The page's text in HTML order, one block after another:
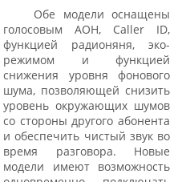
Обе модели оснащены
голосовым АОН, Caller ID,
функцией радионяня, эко-
режимом и функцией
снижения уровня фонового
шума, позволяющей снизить
уровень окружающих шумов
со стороны другого абонента
и обеспечить чистый звук во
время разговора. Новые
модели имеют возможность